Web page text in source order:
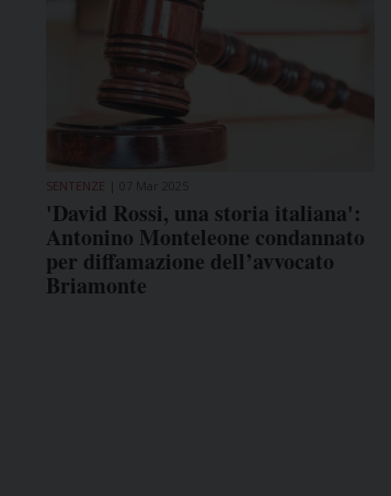
SENTENZE
'David Rossi, una storia italiana':
Antonino Monteleone condannato
per diffamazione dell’avvocato
Briamonte